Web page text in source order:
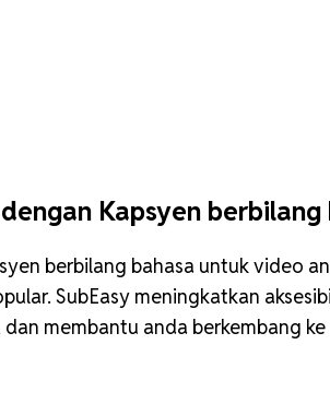
Kapsyen berbilang
berbilang bahasa untuk video
SubEasy meningkatkan
membantu anda berkembang